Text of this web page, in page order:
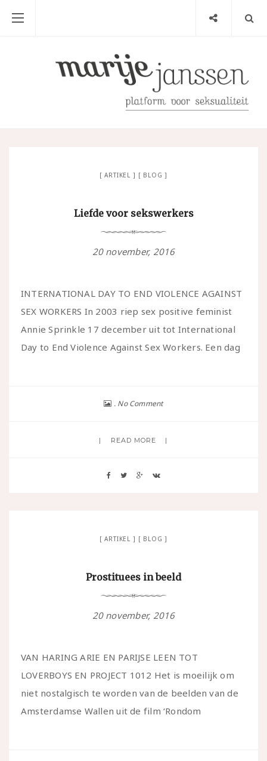
ARTIKEL BLOG
Liefde voor sekswerkers
20 november, 2016
INTERNATIONAL DAY TO END VIOLENCE AGAINST
SEX WORKERS In 2003 riep sex positive feminist
Annie Sprinkle 17 december uit tot International
Day to End Violence Against Sex Workers. Een dag
No Comment
READ MORE
ARTIKEL BLOG
Prostituees in beeld
20 november, 2016
VAN HARING ARIE EN PARIJSE LEEN TOT
LOVERBOYS EN PROJECT 1012 Het is moeilijk om
niet nostalgisch te worden van de beelden van de
Amsterdamse Wallen uit de film ‘Rondom